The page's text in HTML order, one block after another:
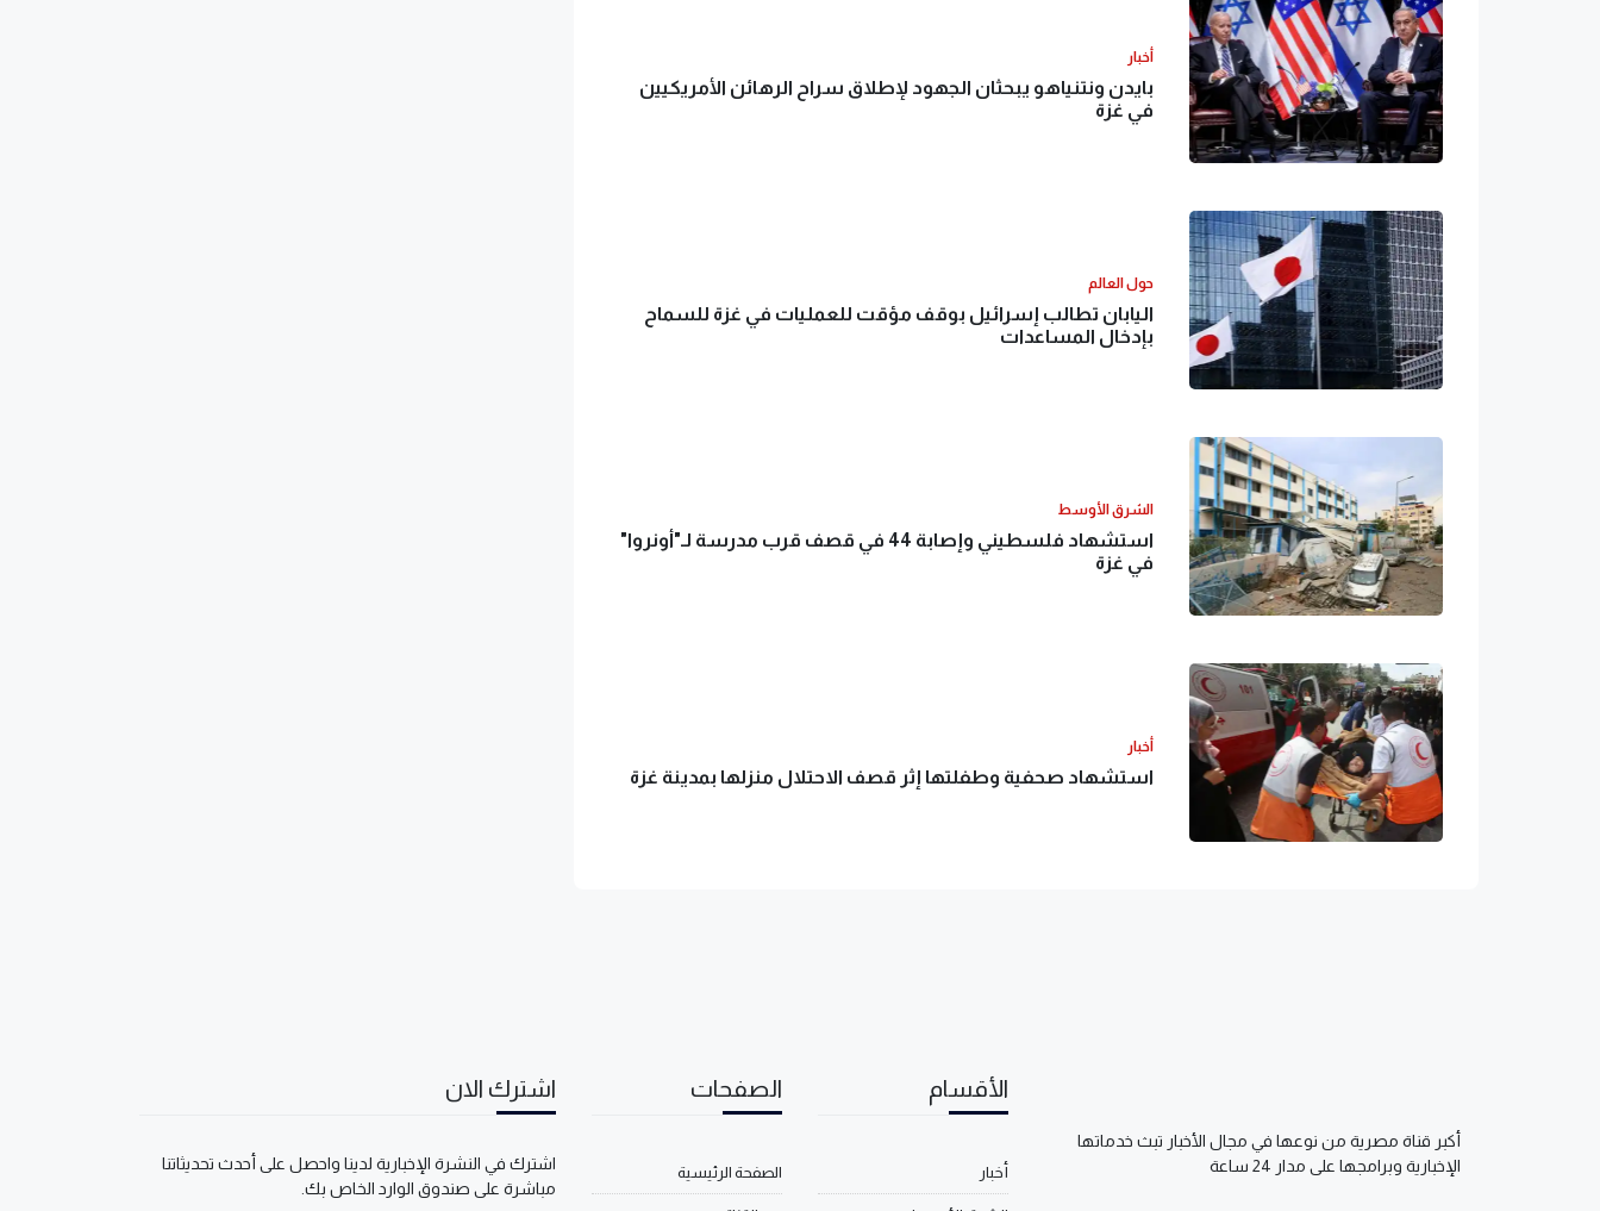
أخبار
بايدن ونتنياهو يبحثان الجهود لإطلاق سراح الرهائن الأمريكيين
في غزة
حول العالم
اليابان تطالب إسرائيل بوقف مؤقت للعمليات في غزة للسماح
بإدخال المساعدات
الشرق الأوسط
استشهاد فلسطيني وإصابة 44 في قصف قرب مدرسة لـ"أونروا"
في غزة
أخبار
استشهاد صحفية وطفلتها إثر قصف الاحتلال منزلها بمدينة غزة
أكبر قناة مصرية من نوعها في مجال الأخبار تبث خدماتها
الإخبارية وبرامجها على مدار 24 ساعة
الأقسام
أخبار
الصفحات
الصفحة الرئيسية
اشترك الان
اشترك في النشرة الإخبارية لدينا واحصل على أحدث تحديثاتنا
مباشرة على صندوق الوارد الخاص بك.